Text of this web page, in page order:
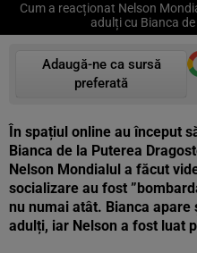
Cum a reacționat Nelson
adulți cu Bianca
Adaugă-ne ca sursă
preferată
În spațiul online au început
Bianca de la Puterea
Nelson Mondialul a făcut
socializare au fost
nu numai atât. Bianca
adulți, iar Nelson a fost luat